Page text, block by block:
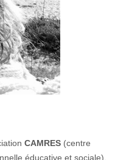
CAMRES (centre
éducative et sociale),